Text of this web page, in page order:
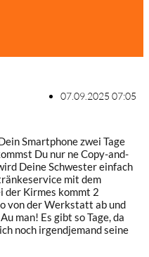
07.09.2025 07:05
Smartphone zwei Tage
Du nur ne Copy-and-
Deine Schwester einfach
mit dem
der Kirmes kommt 2
von der Werkstatt ab und
man! Es gibt so Tage, da
noch irgendjemand seine